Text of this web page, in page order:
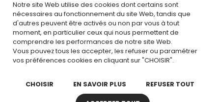
Abonnez-vous à nos dernières nouvelles et articles.
Rejoignez nous
Notre site Web utilise des cookies dont certains sont
nécessaires au fonctionnement du site Web, tandis que
d'autres peuvent être activés ou non par vous à tout
moment, en particulier ceux qui nous permettent de
comprendre les performances de notre site Web.
Vous pouvez tous les accepter, les refuser ou paramétrer
vos préférences cookies en cliquant sur "CHOISIR".
CHOISIR EN SAVOIR PLUS REFUSER TOUT